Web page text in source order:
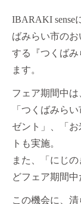
IBARAKI sense
ばみらい市の
する『つくば
ます。
フェア期間中
「つくばみら
ゼント」、「
トも実施。
また、「にじ
どフェア期間中
この機会に、